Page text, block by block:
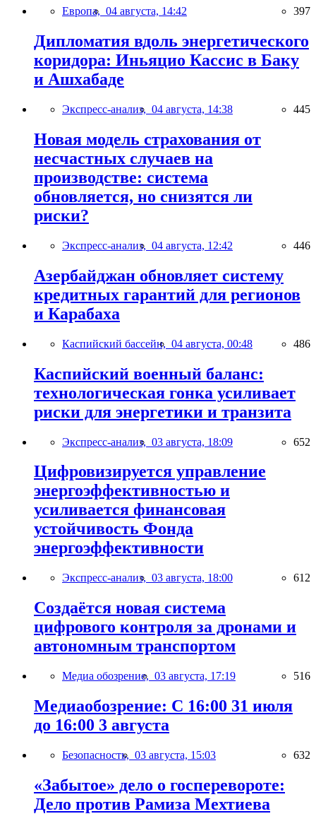
Европа, 04 августа, 14:42 397
Дипломатия вдоль энергетического
коридора: Иньяцио Кассис в Баку
и Ашхабаде
Экспресс-анализ, 04 августа, 14:38 445
Новая модель страхования от
несчастных случаев на
производстве: система
обновляется, но снизятся ли
риски?
Экспресс-анализ, 04 августа, 12:42 446
Азербайджан обновляет систему
кредитных гарантий для регионов
и Карабаха
Каспийский бассейн, 04 августа, 00:48 486
Каспийский военный баланс:
технологическая гонка усиливает
риски для энергетики и транзита
Экспресс-анализ, 03 августа, 18:09 652
Цифровизируется управление
энергоэффективностью и
усиливается финансовая
устойчивость Фонда
энергоэффективности
Экспресс-анализ, 03 августа, 18:00 612
Создаётся новая система
цифрового контроля за дронами и
автономным транспортом
Медиа обозрение, 03 августа, 17:19 516
Медиаобозрение: С 16:00 31 июля
до 16:00 3 августа
Безопасность, 03 августа, 15:03 632
«Забытое» дело о госперевороте:
Дело против Рамиза Мехтиева